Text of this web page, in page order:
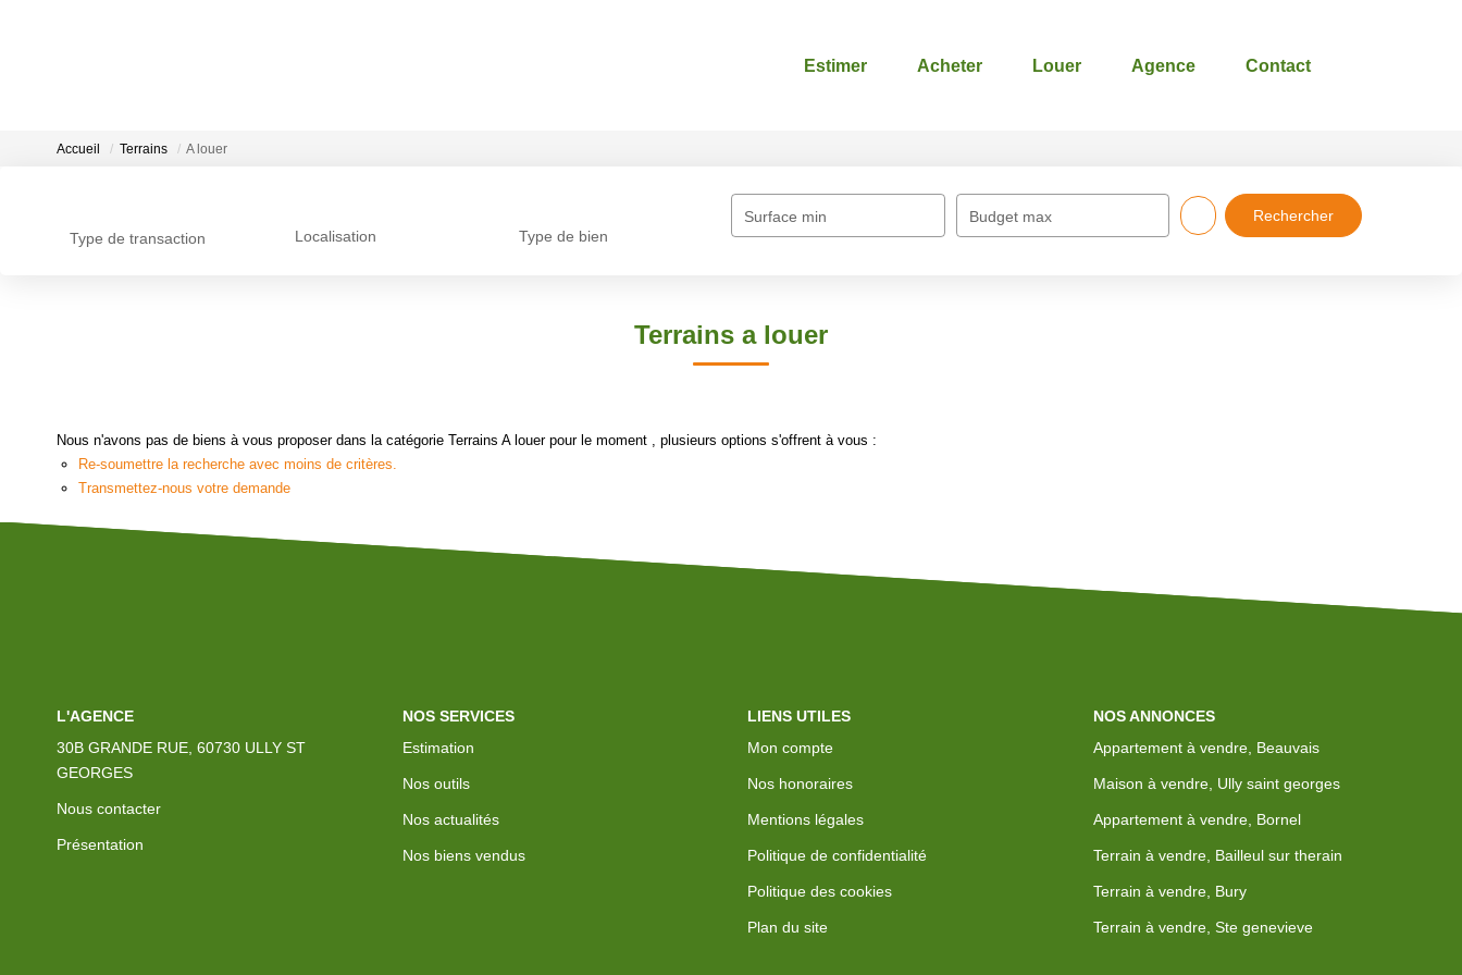
Estimer Acheter Louer Agence Contact
Accueil Terrains A louer
Type de transaction Localisation Type de bien
Surface min Budget max
Terrains a louer
Nous n'avons pas de biens à vous proposer dans la catégorie Terrains A louer pour le moment , plusieurs options s'offrent à vous :
Re-soumettre la recherche avec moins de critères.
Transmettez-nous votre demande
L'AGENCE
30B GRANDE RUE, 60730 ULLY ST
GEORGES
Nous contacter
Présentation
NOS SERVICES
Estimation
Nos outils
Nos actualités
Nos biens vendus
LIENS UTILES
Mon compte
Nos honoraires
Mentions légales
Politique de confidentialité
Politique des cookies
Plan du site
NOS ANNONCES
Appartement à vendre, Beauvais
Maison à vendre, Ully saint georges
Appartement à vendre, Bornel
Terrain à vendre, Bailleul sur therain
Terrain à vendre, Bury
Terrain à vendre, Ste genevieve